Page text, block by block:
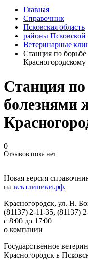
Главная
Справочник
Псковская область
районы Псковской
Ветеринарные
Станция по
Красногородскому
Станция по
болезнями
0
Отзывов пока нет
Новая версия
на вектлиники.рф.
Красногородск, ул. Н.
(81137) 2-11-35, (81137)
с 8:00 до 17:00
о компании
Государственное
Красногородск в